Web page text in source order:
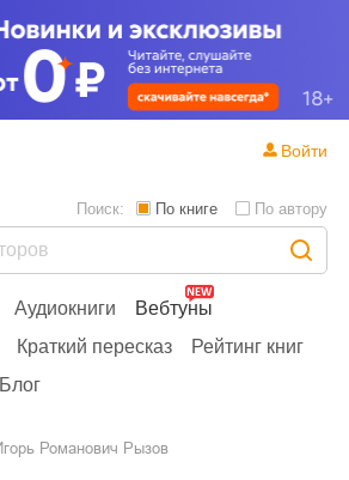
Аудиокниги
Вебтуны
Краткий пересказ
Рейтинг книг
Блог
Поиск: По книге По автору
Войти
Игорь Романович Рызов